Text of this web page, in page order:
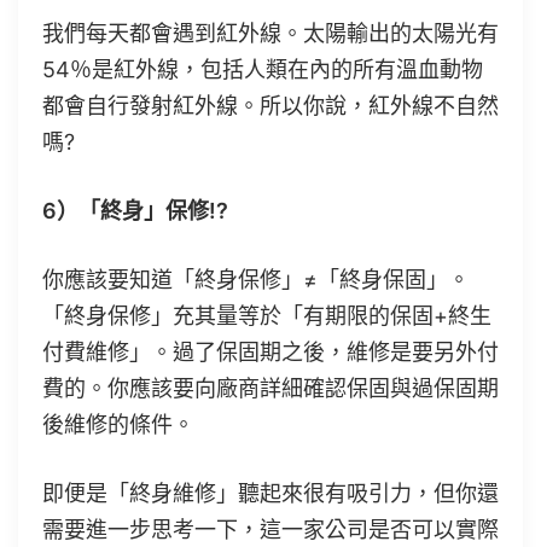
我們每天都會遇到紅外線。太陽輸出的太陽光有
54％是紅外線，包括人類在內的所有溫血動物
都會自行發射紅外線。所以你說，紅外線不自然
嗎?
6）「終身」保修!?
你應該要知道「終身保修」≠「終身保固」。
「終身保修」充其量等於「有期限的保固+終生
付費維修」。過了保固期之後，維修是要另外付
費的。你應該要向廠商詳細確認保固與過保固期
後維修的條件。
即便是「終身維修」聽起來很有吸引力，但你還
需要進一步思考一下，這一家公司是否可以實際